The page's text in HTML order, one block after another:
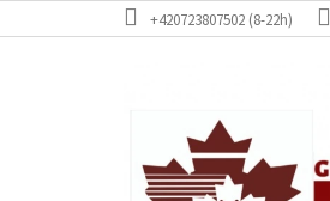
na
+420723807502 (8-22h)